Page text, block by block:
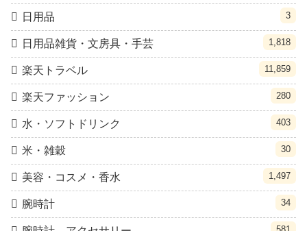
日用品 3
日用品雑貨・文房具・手芸 1,818
楽天トラベル 11,859
楽天ファッション 280
水・ソフトドリンク 403
米・雑穀 30
美容・コスメ・香水 1,497
腕時計 34